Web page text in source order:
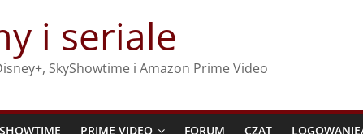
i seriale
SkyShowtime i Amazon Prime Video
PRIME VIDEO FORUM CZAT